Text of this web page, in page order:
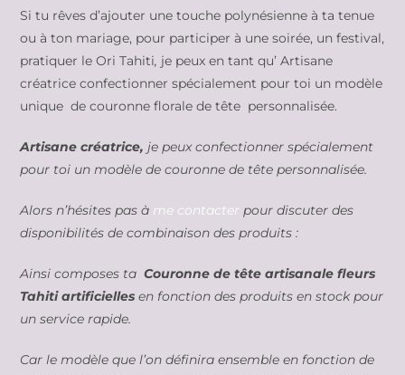
Si tu rêves d’ajouter une touche polynésienne à ta tenue
ou à ton mariage, pour participer à une soirée, un festival,
pratiquer le Ori Tahiti, je peux en tant qu’ Artisane
créatrice confectionner spécialement pour toi un modèle
unique de couronne florale de tête personnalisée.
Artisane créatrice, je peux confectionner spécialement
pour toi un modèle de couronne de tête personnalisée.
Alors n’hésites pas à me contacter pour discuter des
disponibilités de combinaison des produits :
Ainsi composes taCouronne de tête artisanale fleurs
Tahiti artificielles en fonction des produits en stock pour
un service rapide.
Car le modèle que l’on définira ensemble en fonction de